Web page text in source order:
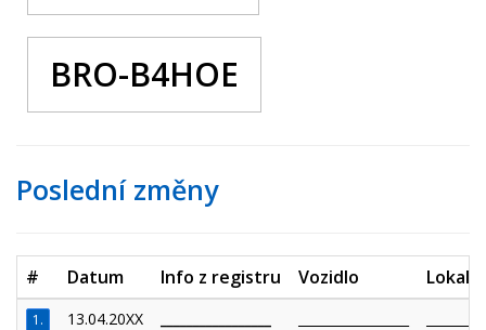
BRO-B4HOE
Poslední změny
# Datum Info z registru Vozidlo
1. 13.04.20XX